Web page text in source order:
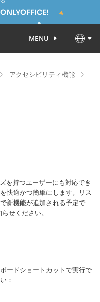
MENU
アクセシビリティ機能
を持つユーザーにも対応でき
快適かつ簡単にします。リス
新機能が追加される予定で
せください。
ードショートカットで実行で
：